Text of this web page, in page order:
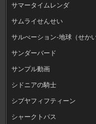
サマータイムレンダ
サムライせんせい
サルべーション-地球（せか
サンダーバード
サンプル動画
シドニアの騎士
シブヤフィフティーン
シャークトパス